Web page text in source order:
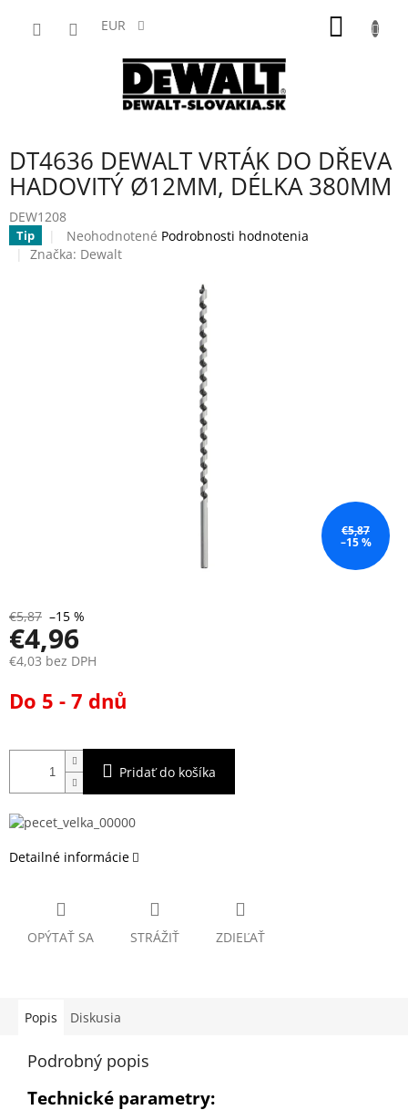
EUR
DT4636 DEWALT VRTÁK DO DŘEVA
HADOVITÝ Ø12MM, DÉLKA 380MM
DEW1208
Tip
Priemerné
hodnotenie
Neohodnotené Podrobnosti hodnotenia
Značka: Dewalt
€5,87
–15 %
€5,87 –15 %
€4,96
€4,03 bez DPH
cena:
Do 5 - 7 dnů
Pridať do košíka
Detailné informácie
OPÝTAŤ SA STRÁŽIŤ ZDIEĽAŤ
Popis Diskusia
Podrobný popis
Technické parametry: